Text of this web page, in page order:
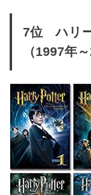
7位 ハリ
（1997年